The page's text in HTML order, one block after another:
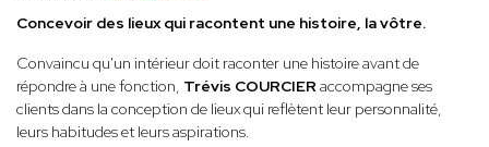
Concevoir des lieux qui racontent une histoire, la vôtre.
Convaincu qu'un intérieur doit raconter une histoire avant de
répondre à une fonction, Trévis COURCIER accompagne ses
clients dans la conception de lieux qui reflètent leur personnalité,
leurs habitudes et leurs aspirations.